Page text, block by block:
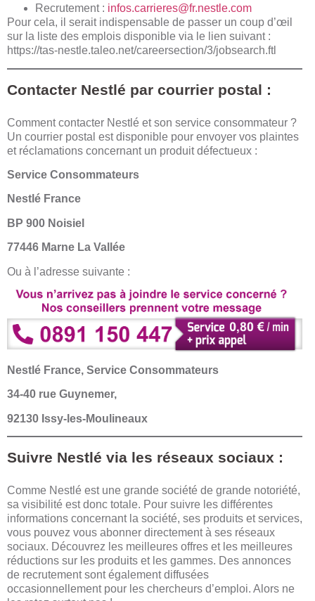
Recrutement : infos.carrieres@fr.nestle.com
Pour cela, il serait indispensable de passer un coup d’œil
sur la liste des emplois disponible via le lien suivant :
https://tas-nestle.taleo.net/careersection/3/jobsearch.ftl
Contacter Nestlé par courrier postal :
Comment contacter Nestlé et son service consommateur ?
Un courrier postal est disponible pour envoyer vos plaintes
et réclamations concernant un produit défectueux :
Service Consommateurs
Nestlé France
BP 900 Noisiel
77446 Marne La Vallée
Ou à l’adresse suivante :
Nestlé France, Service Consommateurs
34-40 rue Guynemer,
92130 Issy-les-Moulineaux
Suivre Nestlé via les réseaux sociaux :
Comme Nestlé est une grande société de grande notoriété,
sa visibilité est donc totale. Pour suivre les différentes
informations concernant la société, ses produits et services,
vous pouvez vous abonner directement à ses réseaux
sociaux. Découvrez les meilleures offres et les meilleures
réductions sur les produits et les gammes. Des annonces
de recrutement sont également diffusées
occasionnellement pour les chercheurs d’emploi. Alors ne